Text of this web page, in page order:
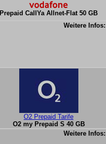
Prepaid CallYa Allnet-Flat 50 GB
Weitere Infos:
O2 Prepaid Tarife
O2 my Prepaid S 40 GB
Weitere Infos: